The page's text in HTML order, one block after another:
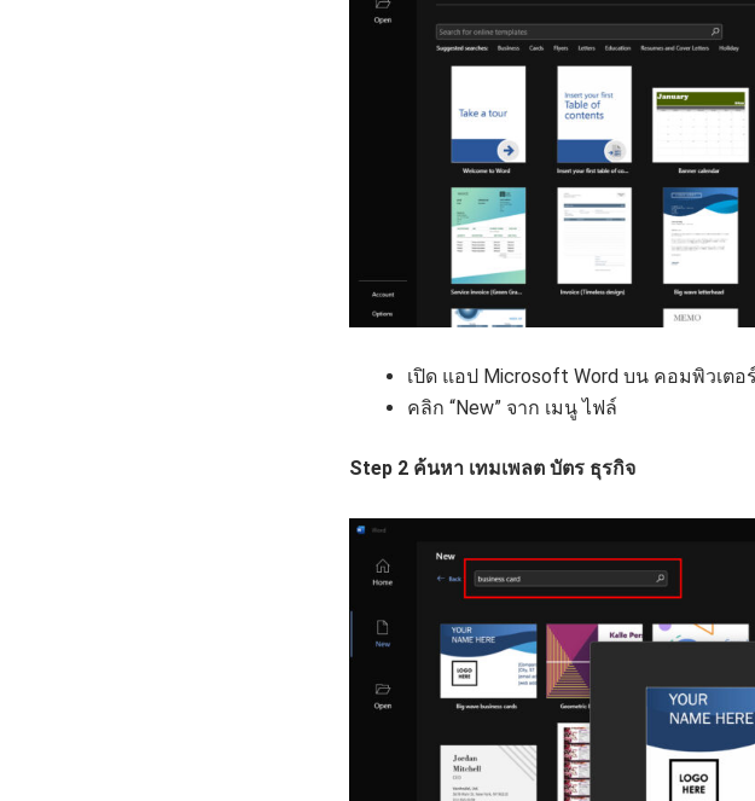
เปิด แอป Microsoft Word บน คอมพิวเต
คลิก “New” จาก เมนู ไฟล์
Step 2 ค้นหา เทมเพลต บัตร ธุรกิจ